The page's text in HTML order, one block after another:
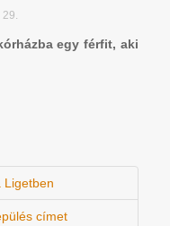
29.
egy férfit, aki
Ligetben
címet